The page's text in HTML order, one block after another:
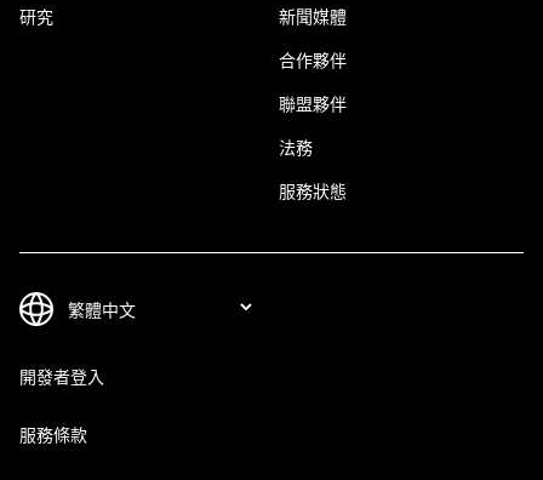
研究 新聞媒體
合作夥伴
聯盟夥伴
法務
服務狀態
開發者登入
服務條款